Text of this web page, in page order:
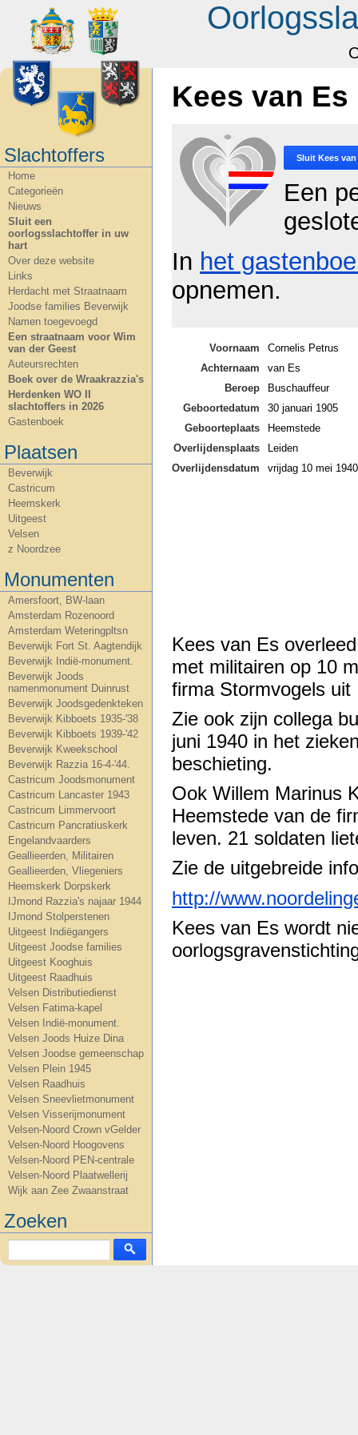
Slachtoffers
Home
Categorieën
Nieuws
Sluit een
oorlogsslachtoffer in uw
hart
Over deze website
Links
Herdacht met Straatnaam
Joodse families Beverwijk
Namen toegevoegd
Een straatnaam voor Wim
van der Geest
Auteursrechten
Boek over de Wraakrazzia's
Herdenken WO II
slachtoffers in 2026
Gastenboek
Plaatsen
Beverwijk
Castricum
Heemskerk
Uitgeest
Velsen
z Noordzee
Monumenten
Amersfoort, BW-laan
Amsterdam Rozenoord
Amsterdam Weteringpltsn
Beverwijk Fort St. Aagtendijk
Beverwijk Indië-monument.
Beverwijk Joods
namenmonument Duinrust
Beverwijk Joodsgedenkteken
Beverwijk Kibboets 1935-'38
Beverwijk Kibboets 1939-'42
Beverwijk Kweekschool
Beverwijk Razzia 16-4-'44.
Castricum Joodsmonument
Castricum Lancaster 1943
Castricum Limmervoort
Castricum Pancratiuskerk
Engelandvaarders
Geallieerden, Militairen
Geallieerden, Vliegeniers
Heemskerk Dorpskerk
IJmond Razzia's najaar 1944
IJmond Stolperstenen
Uitgeest Indiëgangers
Uitgeest Joodse families
Uitgeest Kooghuis
Uitgeest Raadhuis
Velsen Distributiedienst
Velsen Fatima-kapel
Velsen Indië-monument.
Velsen Joods Huize Dina
Velsen Joodse gemeenschap
Velsen Plein 1945
Velsen Raadhuis
Velsen Sneevlietmonument
Velsen Visserijmonument
Velsen-Noord Crown vGelder
Velsen-Noord Hoogovens
Velsen-Noord PEN-centrale
Velsen-Noord Plaatwellerij
Wijk aan Zee Zwaanstraat
Zoeken
Kees van Es
Sluit Kees van
Een
In het
opnemen.
Voornaam
Cornelis Petrus
Achternaam
van Es
Beroep
Buschauffeur
Geboortedatum
30 januari 1905
Geboorteplaats
Heemstede
Overlijdensplaats
Leiden
Overlijdensdatum
vrijdag 10 mei 1940
Kees van Es
met militairen op 10
firma Stormvogels uit
Zie ook zijn collega
juni 1940 in het
beschieting.
Ook Willem Marinus
Heemstede van de
leven. 21 soldaten
Zie de uitgebreide
http://
Kees van Es wordt